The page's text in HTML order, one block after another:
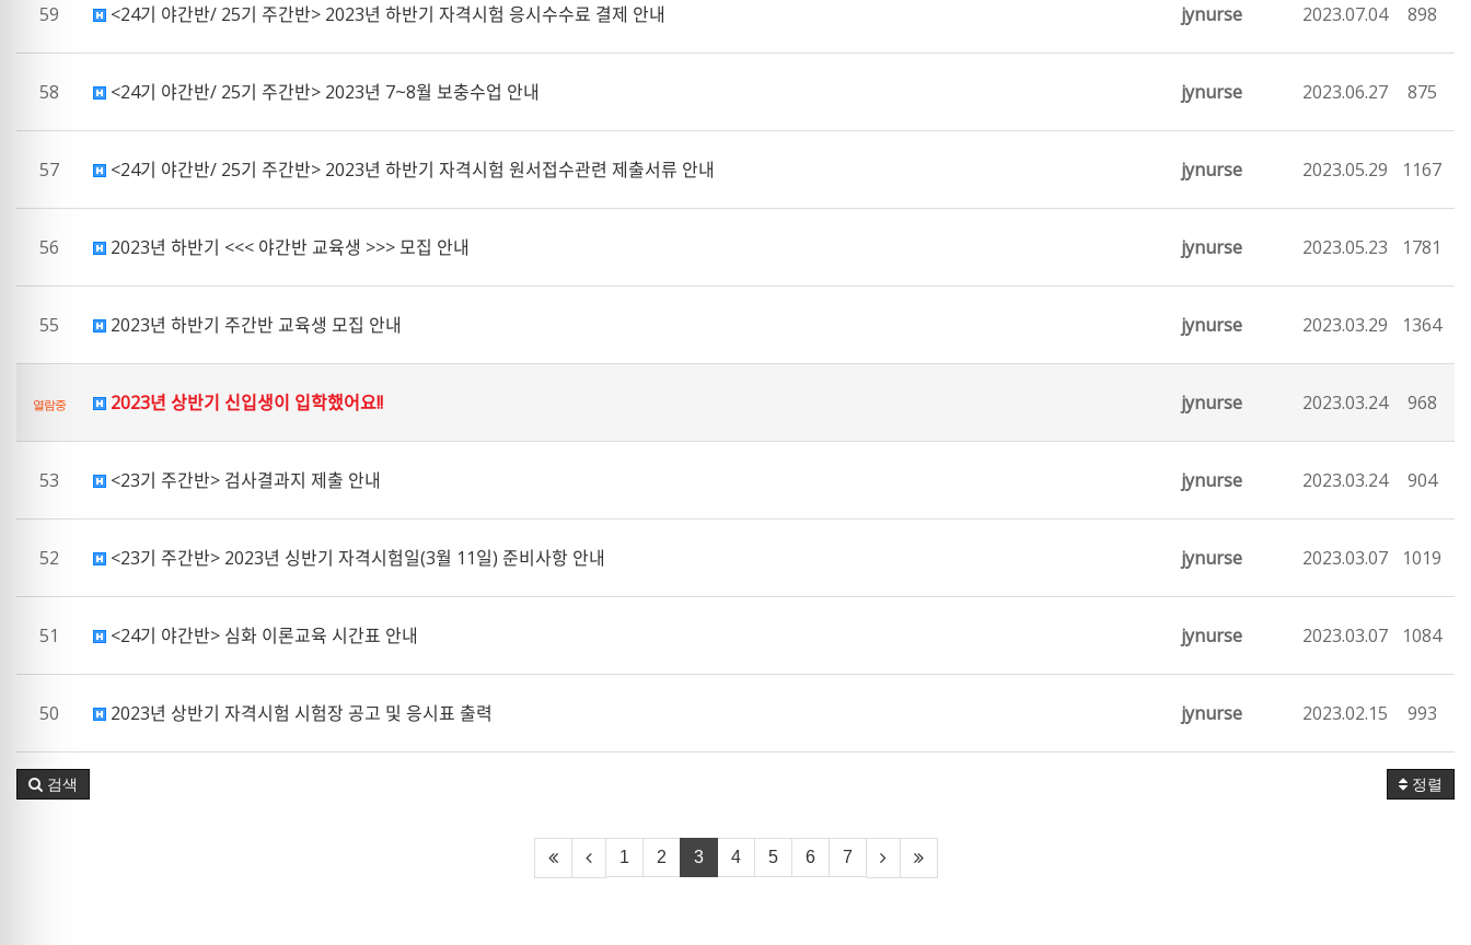
59 <24기 야간반/ 25기 주간반> 2023년 하반기 자격시험 응시수수료 결제 안내 jynurse 2023.07.04 898
58 <24기 야간반/ 25기 주간반> 2023년 7~8월 보충수업 안내 jynurse 2023.06.27 875
57 <24기 야간반/ 25기 주간반> 2023년 하반기 자격시험 원서접수관련 제출서류 안내 jynurse 2023.05.29 1167
56 2023년 하반기 <<< 야간반 교육생 >>> 모집 안내 jynurse 2023.05.23 1781
55 2023년 하반기 주간반 교육생 모집 안내 jynurse 2023.03.29 1364
열람중 2023년 상반기 신입생이 입학했어요!! jynurse 2023.03.24 968
53 <23기 주간반> 검사결과지 제출 안내 jynurse 2023.03.24 904
52 <23기 주간반> 2023년 싱반기 자격시험일(3월 11일) 준비사항 안내 jynurse 2023.03.07 1019
51 <24기 야간반> 심화 이론교육 시간표 안내 jynurse 2023.03.07 1084
50 2023년 상반기 자격시험 시험장 공고 및 응시표 출력 jynurse 2023.02.15 993
정렬
검색
1 2 3 4 5 6 7